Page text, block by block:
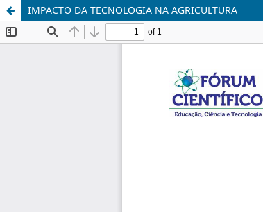
IMPACTO DA TECNOLOGIA NA AGRICULTURA